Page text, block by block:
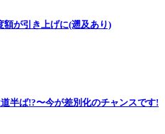
額が引き上げに(遡及あり)
半ば!?〜今が差別化のチャンスです!